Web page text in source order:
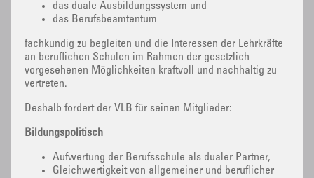
das duale Ausbildungssystem und
das Berufsbeamtentum
fachkundig zu begleiten und die Interessen der Lehrkräfte
an beruflichen Schulen im Rahmen der gesetzlich
vorgesehenen Möglichkeiten kraftvoll und nachhaltig zu
vertreten.
Deshalb fordert der VLB für seinen Mitglieder:
Bildungspolitisch
Aufwertung der Berufsschule als dualer Partner,
Gleichwertigkeit von allgemeiner und beruflicher